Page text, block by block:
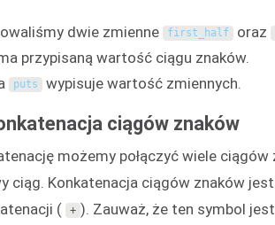
dwie zmienne first_half oraz
przypisaną wartość ciągu znaków.
puts wypisuje wartość zmiennych.
ciągów znaków
możemy połączyć wiele ciągów
ciąg. Konkatenacja ciągów znaków
(
+ ). Zauważ, że ten symbol